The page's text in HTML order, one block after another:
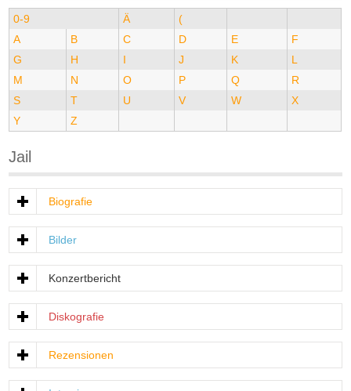
0-9 Ä
(
A
B C D E
F
G
H I J K
L
M
N O P Q
R
S
T U V W
X
Y
Z
Jail
Biografie
Bilder
Konzertbericht
Diskografie
Rezensionen